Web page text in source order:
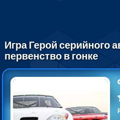
Игра Герой серийного
первенство в гонке